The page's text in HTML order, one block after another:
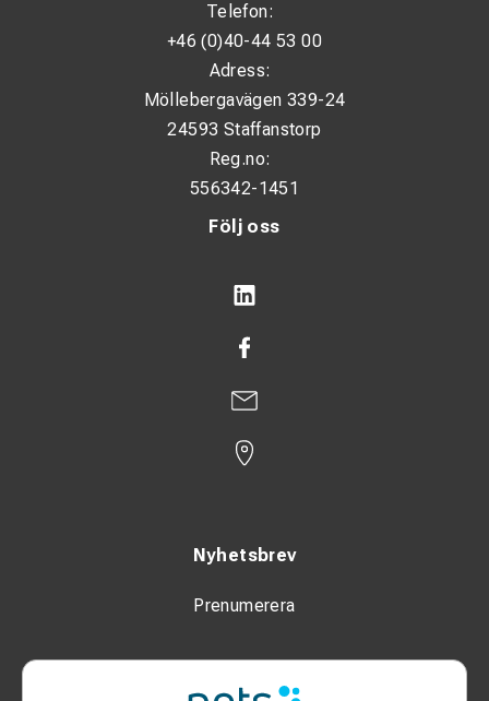
Följ oss
Nyhetsbrev
Prenumerera
Telefon:
+46 (0)40-44 53 00
Adress:
Möllebergavägen 339-24
24593 Staffanstorp
Reg.no:
556342-1451